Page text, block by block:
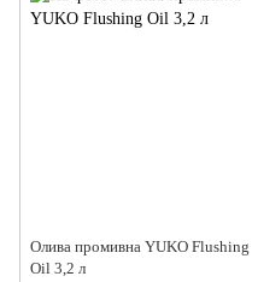
Олива промивна YUKO Flushing
Oil 3,2 л